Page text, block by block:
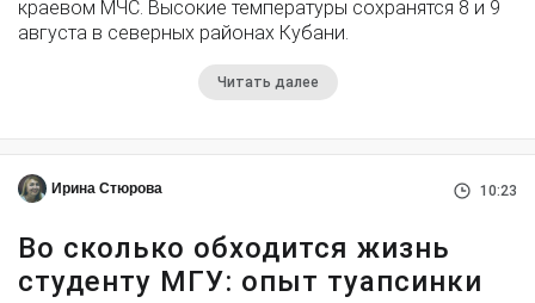
краевом МЧС. Высокие температуры сохранятся 8 и 9
августа в северных районах Кубани.
Читать далее
Ирина Стюрова 10:23
Во сколько обходится жизнь
студенту МГУ: опыт туапсинки